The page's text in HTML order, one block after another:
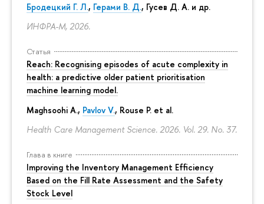
Бродецкий Г. Л., Герами В. Д., Гусев Д. А. и др.
ИНФРА-М, 2026.
Статья
Reach: Recognising episodes of acute complexity in
health: a predictive older patient prioritisation
machine learning model.
Maghsoohi A., Pavlov V., Rouse P. et al.
Health Care Management Science. 2026. Vol. 29. No. 37.
Глава в книге
Improving the Inventory Management Efficiency
Based on the Fill Rate Assessment and the Safety
Stock Level